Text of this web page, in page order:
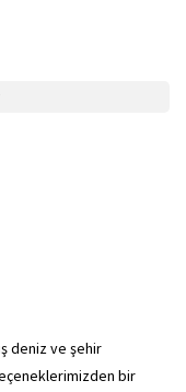
deniz ve şehir
bir